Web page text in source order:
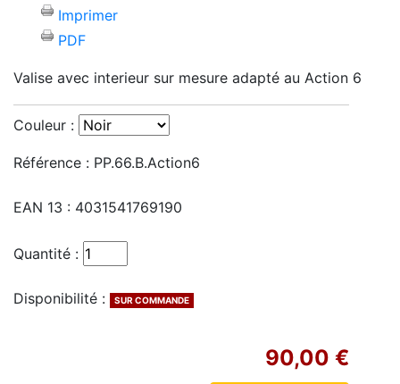
Imprimer
PDF
Valise avec interieur sur mesure adapté au Action 6
Couleur :
Référence : PP.66.B.Action6
EAN 13 : 4031541769190
Quantité :
Disponibilité : SUR COMMANDE
90,00 €